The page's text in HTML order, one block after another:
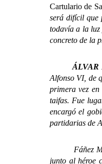
Cartulario de
será difícil que
todavía a la
concreto de la
ÁLVAR
Alfonso VI, de
primera vez en
taifas. Fue
encargó el
partidarias de
Fáñez
junto al héroe